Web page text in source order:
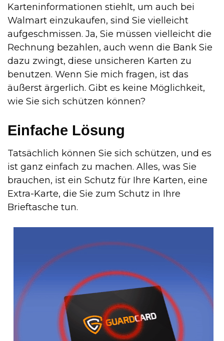
Karteninformationen stiehlt, um auch bei
Walmart einzukaufen, sind Sie vielleicht
aufgeschmissen. Ja, Sie müssen vielleicht die
Rechnung bezahlen, auch wenn die Bank Sie
dazu zwingt, diese unsicheren Karten zu
benutzen. Wenn Sie mich fragen, ist das
äußerst ärgerlich. Gibt es keine Möglichkeit,
wie Sie sich schützen können?
Einfache Lösung
Tatsächlich können Sie sich schützen, und es
ist ganz einfach zu machen. Alles, was Sie
brauchen, ist ein Schutz für Ihre Karten, eine
Extra-Karte, die Sie zum Schutz in Ihre
Brieftasche tun.